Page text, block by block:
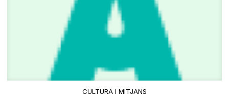
CULTURA I MITJANS